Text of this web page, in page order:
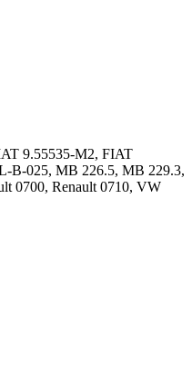
9.55535-M2, FIAT
B-025, MB 226.5, MB 229.3,
0700, Renault 0710, VW